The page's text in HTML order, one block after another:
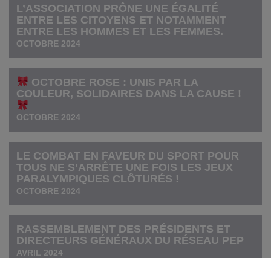
L’ASSOCIATION PRÔNE UNE ÉGALITÉ
ENTRE LES CITOYENS ET NOTAMMENT
ENTRE LES HOMMES ET LES FEMMES.
OCTOBRE 2024
OCTOBRE ROSE : UNIS PAR LA
COULEUR, SOLIDAIRES DANS LA CAUSE !
OCTOBRE 2024
LE COMBAT EN FAVEUR DU SPORT POUR
TOUS NE S’ARRÊTE UNE FOIS LES JEUX
PARALYMPIQUES CLÔTURÉS !
OCTOBRE 2024
RASSEMBLEMENT DES PRÉSIDENTS ET
DIRECTEURS GÉNÉRAUX DU RÉSEAU PEP
AVRIL 2024